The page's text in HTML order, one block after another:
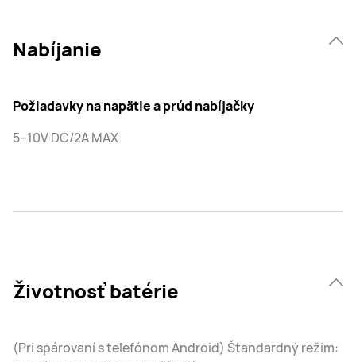
Nabíjanie
Požiadavky na napätie a prúd nabíjačky
5–10V DC/2A MAX
Životnosť batérie
(Pri spárovaní s telefónom Android) Štandardný režim: